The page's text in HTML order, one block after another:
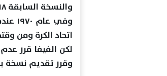
والنسخة السابقة ٢٠١٨ ، فيما حصدت الأرجنتين اللقب في عامي ١٩٧٨ و ١٩٨٦
وفي
اتحاد الكرة ومن
لكن الفيفا قرر
وقرر تقديم نسخة